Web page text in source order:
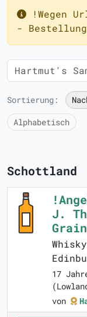
!Wegen
-
Sortierung:
Alphabetisch
Schottland
J.
Grain
17
von